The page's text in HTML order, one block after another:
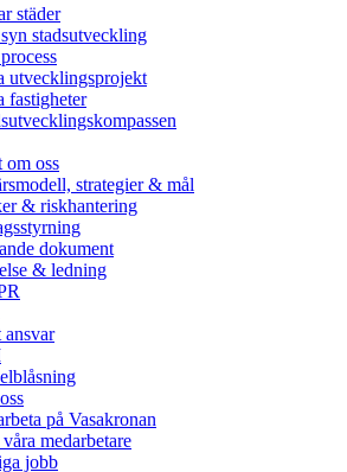
städer
stadsutveckling
utvecklingsprojekt
fastigheter
om oss
strategier & mål
& riskhantering
dokument
& ledning
på Vasakronan
medarbetare
jobb